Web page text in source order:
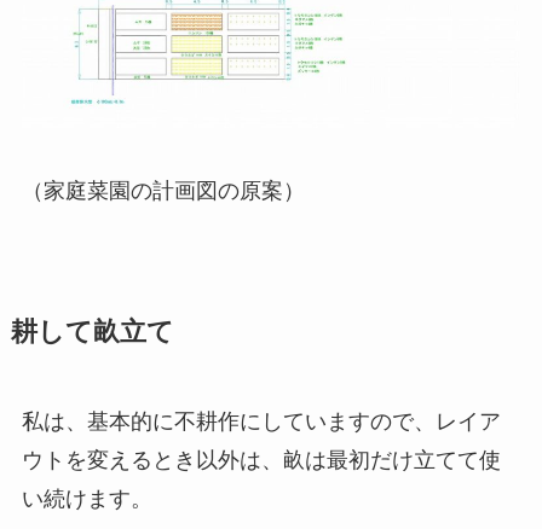
（家庭菜園の計画図の原案）
耕して畝立て
私は、基本的に不耕作にしていますので、レイア
ウトを変えるとき以外は、畝は最初だけ立てて使
い続けます。